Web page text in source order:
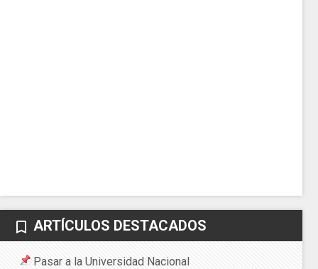
bookmark_border ARTÍCULOS DESTACADOS
Pasar a la Universidad Nacional